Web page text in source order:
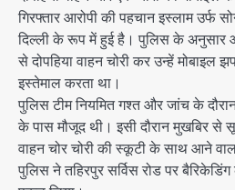
गिरफ्तार आरोपी की पहचान इस्लाम उर्फ
दिल्ली के रूप में हुई है। पुलिस के अनुसार
से दोपहिया वाहन चोरी कर उन्हें मोबाइल
इस्तेमाल करता था।
पुलिस टीम नियमित गश्त और जांच के
के पास मौजूद थी। इसी दौरान मुखबिर से
वाहन चोर चोरी की स्कूटी के साथ आने
पुलिस ने तहिरपुर सर्विस रोड पर